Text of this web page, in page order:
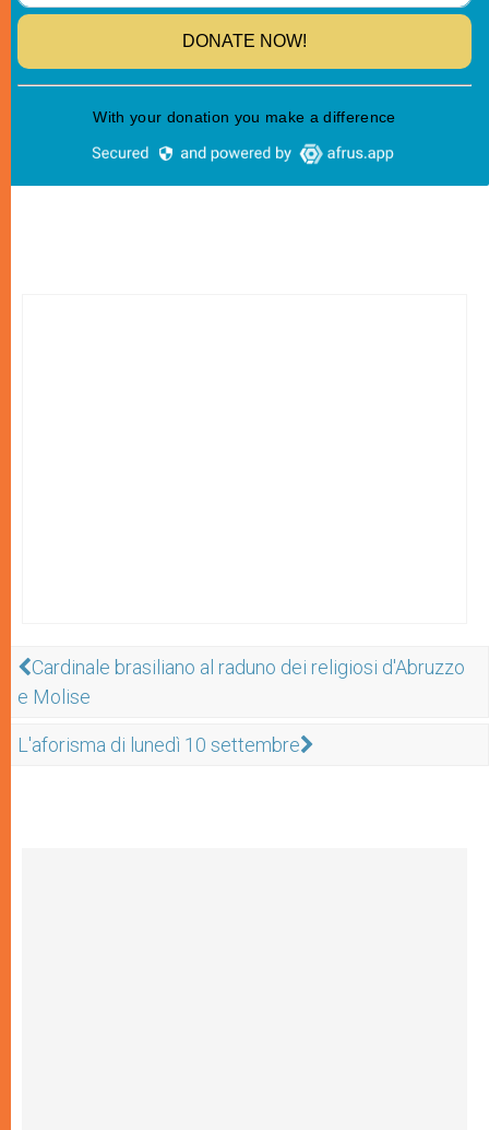
Cardinale brasiliano al raduno dei religiosi d'Abruzzo
e Molise
L'aforisma di lunedì 10 settembre